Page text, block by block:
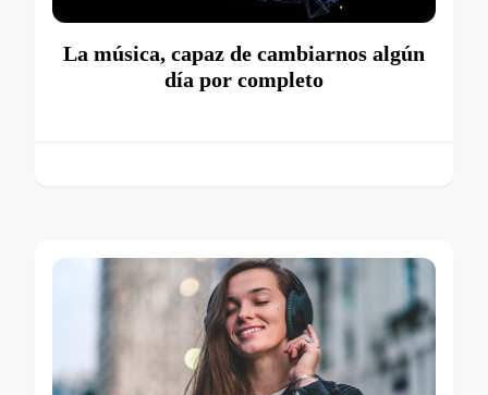
La música, capaz de cambiarnos algún
día por completo